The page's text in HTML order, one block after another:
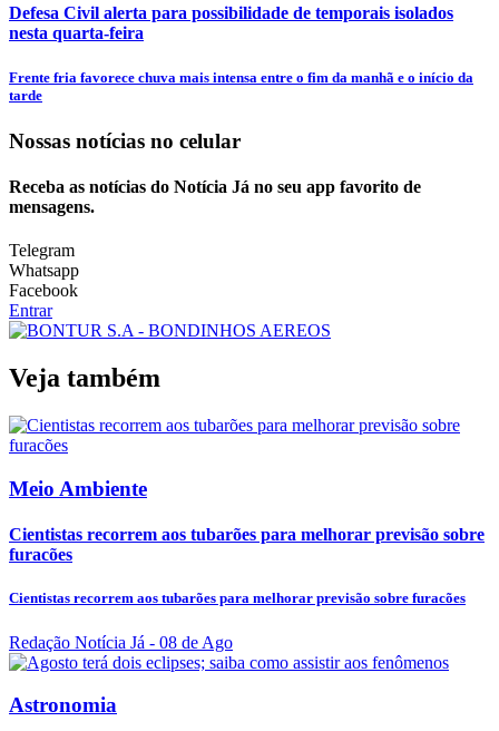
Defesa Civil alerta para possibilidade de temporais isolados
nesta quarta-feira
Frente fria favorece chuva mais intensa entre o fim da manhã e o início da
tarde
Nossas notícias no celular
Receba as notícias do Notícia Já no seu app favorito de
mensagens.
Telegram
Whatsapp
Facebook
Entrar
Veja também
Meio Ambiente
Cientistas recorrem aos tubarões para melhorar previsão sobre
furacões
Cientistas recorrem aos tubarões para melhorar previsão sobre furacões
Redação Notícia Já - 08 de Ago
Astronomia